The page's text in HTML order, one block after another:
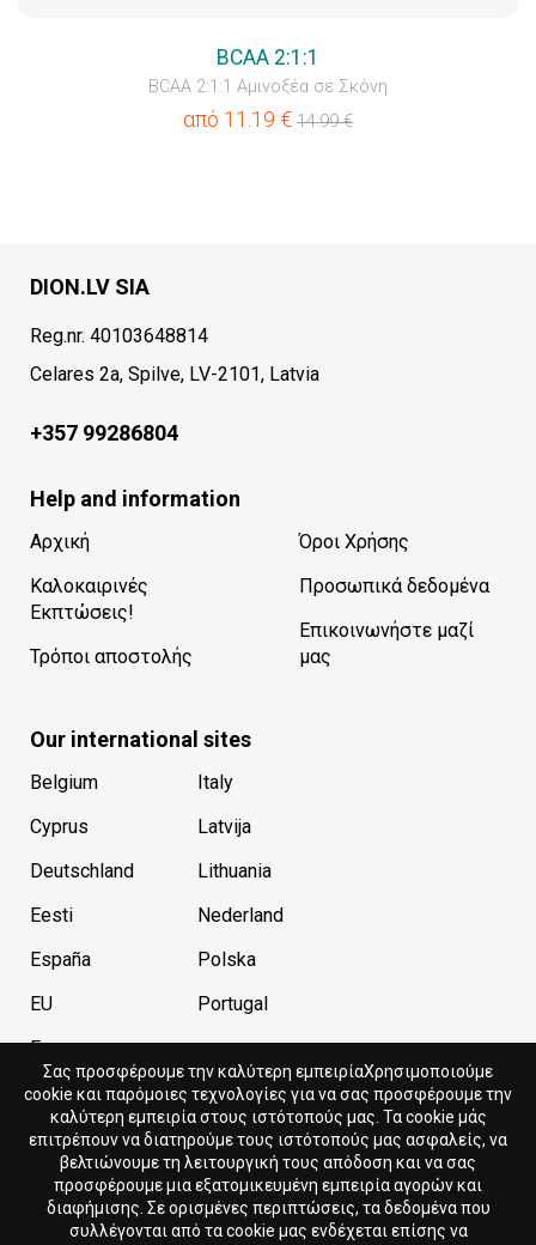
BCAA 2:1:1
BCAA 2:1:1 Αμινοξέα σε Σκόνη
από 11.19 € 14.99€
DION.LV SIA
Reg.nr. 40103648814
Celares 2a, Spilve, LV-2101, Latvia
+357 99286804
Help and information
Αρχική
Καλοκαιρινές
Εκπτώσεις!
Τρόποι αποστολής
Όροι Χρήσης
Προσωπικά δεδομένα
Επικοινωνήστε μαζί
μας
Our international sites
Belgium
Cyprus
Deutschland
Eesti
España
EU
France
Italy
Latvija
Lithuania
Nederland
Polska
Portugal
Current store
Cyprus
Language
Currency
EUR
Σας προσφέρουμε την καλύτερη εμπειρίαΧρησιμοποιούμε
cookie και παρόμοιες τεχνολογίες για να σας προσφέρουμε την
καλύτερη εμπειρία στους ιστότοπούς μας. Τα cookie μάς
επιτρέπουν να διατηρούμε τους ιστότοπούς μας ασφαλείς, να
βελτιώνουμε τη λειτουργική τους απόδοση και να σας
προσφέρουμε μια εξατομικευμένη εμπειρία αγορών και
διαφήμισης. Σε ορισμένες περιπτώσεις, τα δεδομένα που
συλλέγονται από τα cookie μας ενδέχεται επίσης να